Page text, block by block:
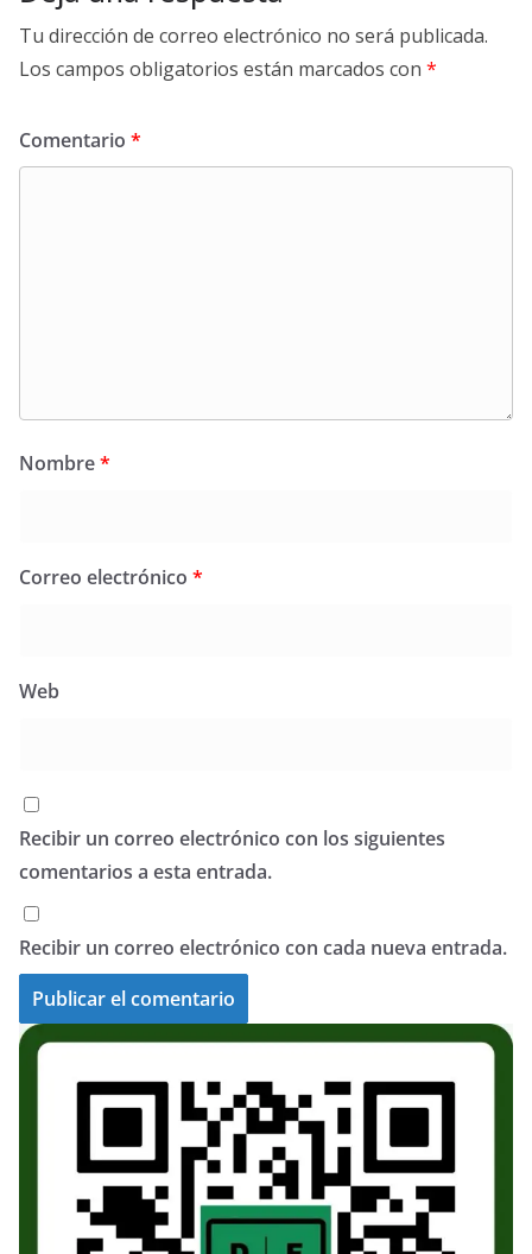
Tu dirección de correo electrónico no será publicada.
Los campos obligatorios están marcados con *
Comentario *
Nombre*
Correo electrónico *
Web
Recibir un correo electrónico con los siguientes
comentarios a esta entrada.
Recibir un correo electrónico con cada nueva entrada.